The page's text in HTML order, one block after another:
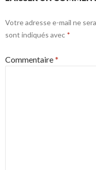
Votre adresse e-mail ne
sont indiqués avec *
Commentaire*